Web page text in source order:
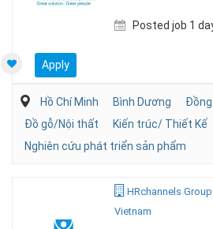
Posted job 1
Apply
Hồ Chí Minh Bình Dương
Đồng
Đồ gỗ/Nội thất
Kiến trúc/ Thiết Kế
Nghiên cứu phát triển sản phẩm
HRchannels
Vietnam